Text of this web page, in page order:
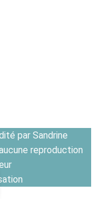
par Sandrine
reproduction